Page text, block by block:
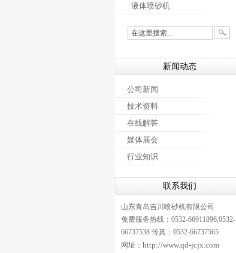
液体喷砂机
新闻动态
公司新闻
技术资料
在线解答
媒体展会
行业知识
联系我们
山东青岛吉川喷砂机有限公司
免费服务热线：0532-66911896,0532-
66737538 传真：0532-66737565
网址： http://www.qd-jcjx.com